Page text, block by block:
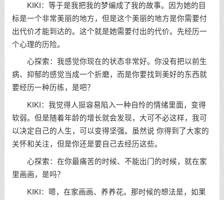
KIKI：等于是我把我的梦编成了我的故事。因为她的目
标是一个非常美丽的地方，但是这个美丽的地方是你需要付
出代价才能到达的。这个就是她需要付出的代价。先经历一
个心理的历险。
心探索：我感觉你现在的状态非常好。你没有把以前生
病、抑郁的感觉当成一个折磨，而是你要找到美好的东西就
要经历一种历练，是吧？
KIKI：我觉得人挺容易陷入一种自怜的情绪里面，变得
软弱。但是随着年龄的增长就会发现，大可不必这样，我可
以决定自己的人生，可以变得坚强。虽然说 你得到了大家的
关怀和关注，但是你还是要自己去经历这些。
心探索：在你最痛苦的时候、不能出门的时候，就在家
里画画，是吗？
KIKI：嗯，在家画画、养养花。那时候的想法是，如果